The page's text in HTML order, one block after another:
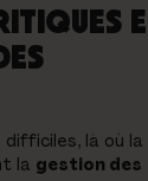
là où la
la gestion des